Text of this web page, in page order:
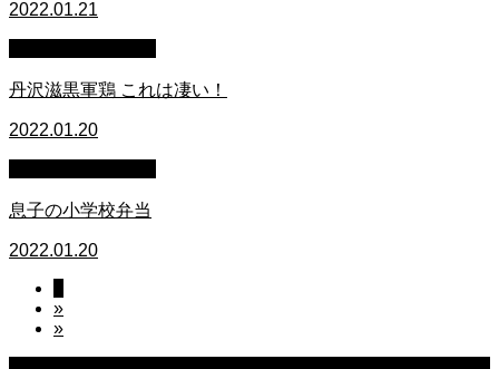
2022.01.21
丹沢滋黒軍鶏 これは凄い！
2022.01.20
息子の小学校弁当
2022.01.20
»
»